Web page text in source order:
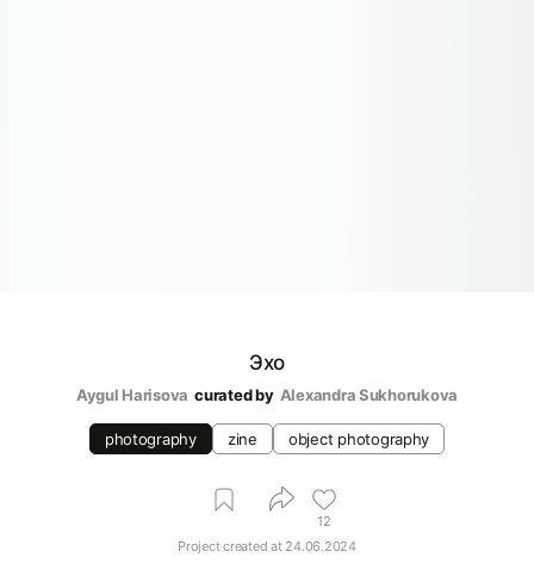
Эхо
Aygul Harisova curated by Alexandra Sukhorukova
photography zine object photography
12
Project created at 24.06.2024